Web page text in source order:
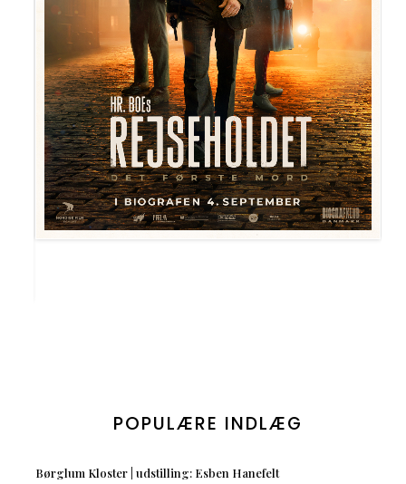
POPULÆRE INDLÆG
Børglum Kloster | udstilling: Esben Hanefelt